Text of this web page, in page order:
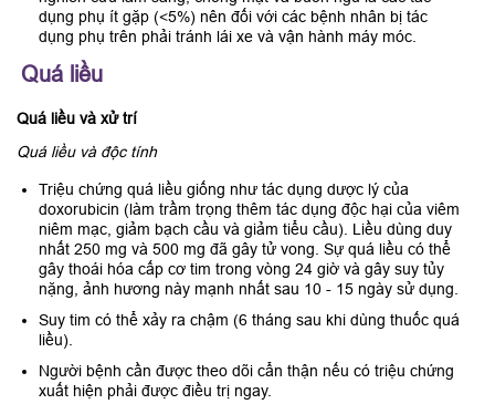
dụng phụ ít gặp (<5%) nên đối với các bệnh nhân bị tác
dụng phụ trên phải tránh lái xe và vận hành máy móc.
Quá liều
Quá liều và xử trí
Quá liều và độc tính
Triệu chứng quá liều giống như tác dụng dược lý của
doxorubicin (làm trầm trọng thêm tác dụng độc hại của viêm
niêm mạc, giảm bạch cầu và giảm tiểu cầu). Liều dùng duy
nhất 250 mg và 500 mg đã gây tử vong. Sự quá liều có thể
gây thoái hóa cấp cơ tim trong vòng 24 giờ và gây suy tủy
nặng, ảnh hương này mạnh nhất sau 10 - 15 ngày sử dụng.
Suy tim có thể xảy ra chậm (6 tháng sau khi dùng thuốc quá
liều).
Người bệnh cần được theo dõi cẩn thận nếu có triệu chứng
xuất hiện phải được điều trị ngay.